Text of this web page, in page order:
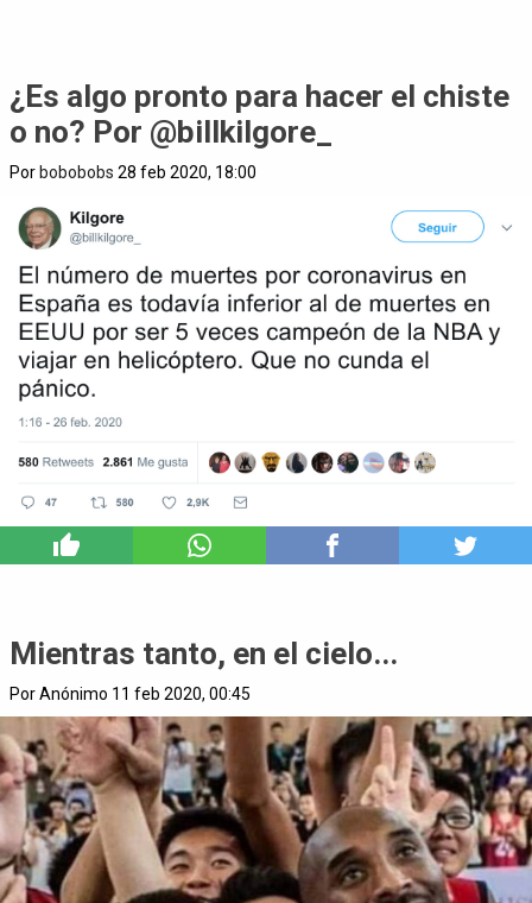
¿Es algo pronto para hacer el chiste
o no? Por @billkilgore_
Porbobobobs 28 feb 2020, 18:00
Mientras tanto, en el cielo...
Por Anónimo 11 feb 2020, 00:45